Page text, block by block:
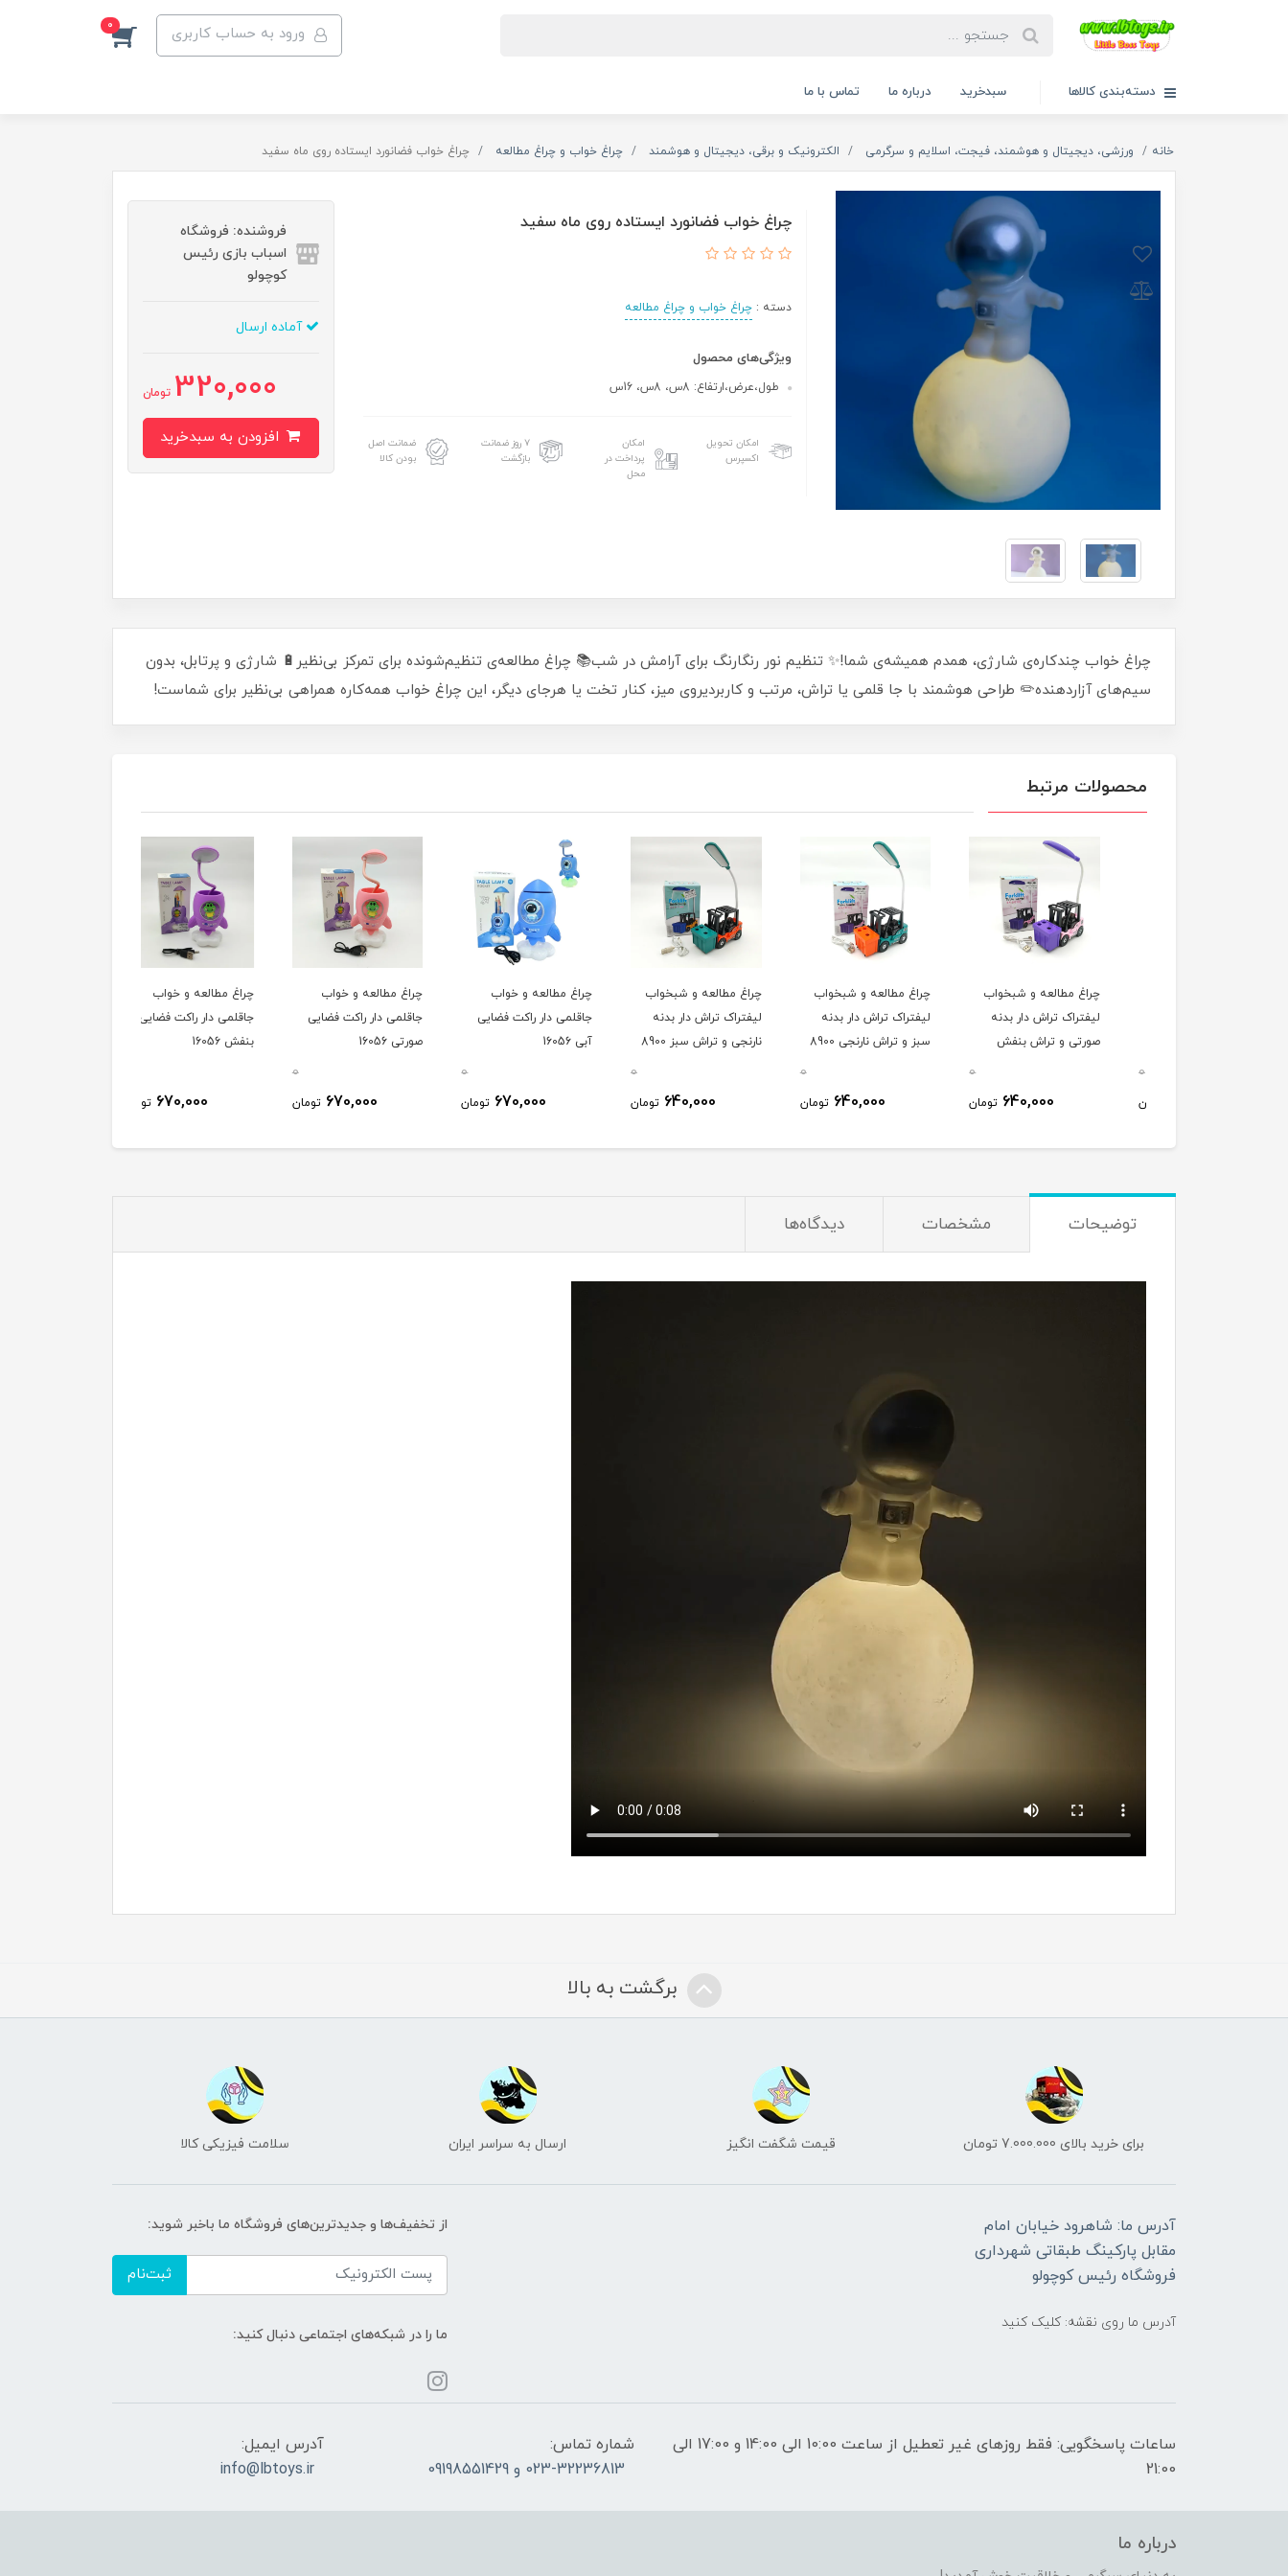
ورود به حساب کاربری 0
دسته‌بندی کالاها سبدخرید درباره ما تماس با ما
خانه ورزشی، دیجیتال و هوشمند، فیجت، اسلایم و سرگرمی الکترونیک و برقی، دیجیتال و هوشمند چراغ خواب و چراغ مطالعه چراغ خواب فضانورد ایستاده روی ماه سفید
چراغ خواب فضانورد ایستاده روی ماه سفید
دسته :چراغ خواب و چراغ مطالعه
ویژگی‌های محصول
طول،عرض،ارتفاع: 8س، 8س، 16س
امکان تحویل
اکسپرس
امکان
پرداخت در
محل
۷ روز ضمانت
بازگشت
ضمانت اصل
بودن کالا
فروشنده: فروشگاه
اسباب بازی رئیس
کوچولو
آماده ارسال
320,000 تومان
چراغ خواب چندکاره‌ی شارژی، همدم همیشه‌ی شما!✨ تنظیم نور رنگارنگ برای آرامش در شب📚 چراغ مطالعه‌ی تنظیم‌شونده برای تمرکز بی‌نظیر🔋 شارژی و پرتابل، بدون
سیم‌های آزاردهنده✏️ طراحی هوشمند با جا قلمی یا تراش، مرتب و کاربردیروی میز، کنار تخت یا هرجای دیگر، این چراغ خواب همه‌کاره همراهی بی‌نظیر برای شماست!
محصولات مرتبط
چراغ مطالعه و شبخواب
لیفتراک تراش دار بدنه
صورتی و تراش بنفش
640,000 تومان
چراغ مطالعه و شبخواب
لیفتراک تراش دار بدنه
سبز و تراش نارنجی 8900
640,000 تومان
چراغ مطالعه و شبخواب
لیفتراک تراش دار بدنه
نارنجی و تراش سبز 8900
640,000 تومان
چراغ مطالعه و خواب
جاقلمی دار راکت فضایی
670,000 تومان
چراغ مطالعه و خواب
جاقلمی دار راکت فضایی
صورتی 16056
670,000 تومان
چراغ مطالعه و خواب
جاقلمی دار راکت فضایی
بنفش 16056
670,000 تومان
توضیحات مشخصات دیدگاه‌ها
برگشت به بالا
برای خرید بالای 7.000.000 تومان قیمت شگفت انگیز ارسال به سراسر ایران سلامت فیزیکی کالا
آدرس ما: شاهرود خیابان امام
مقابل پارکینگ طبقاتی شهرداری
فروشگاه رئیس کوچولو
آدرس ما روی نقشه: کلیک کنید
از تخفیف‌ها و جدیدترین‌های فروشگاه ما باخبر شوید:
ثبت‌نام
ما را در شبکه‌های اجتماعی دنبال کنید:
ساعات پاسخگویی: فقط روزهای غیر تعطیل از ساعت 10:00 الی 14:00 و 17:00 الی
21:00
شماره تماس:
023-32236813 و 09198551429
آدرس ایمیل:
info@lbtoys.ir
درباره ما